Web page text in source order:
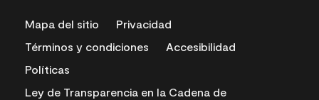
Mapa del sitio
Privacidad
Términos y condiciones
Accesibilidad
Políticas
Ley de Transparencia en la Cadena de